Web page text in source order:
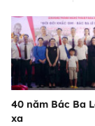
40 năm Bác Ba
xa